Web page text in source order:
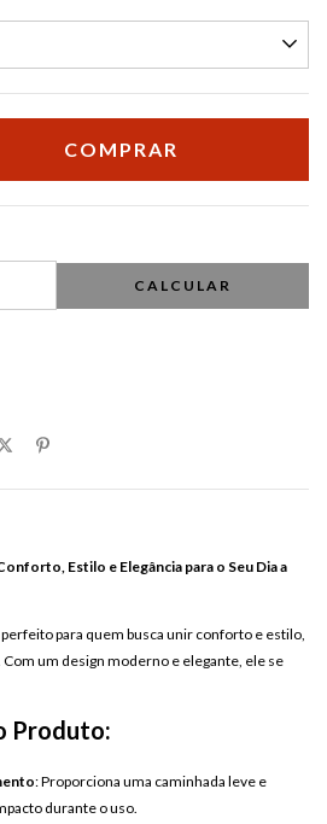
CALCULAR
Estilo e Elegância para o Seu Dia a
perfeito para quem busca unir conforto e estilo,
Com um design moderno e elegante, ele se
Produto:
: Proporciona uma caminhada leve e
durante o uso.